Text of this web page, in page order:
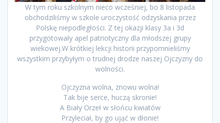
W tym roku szkolnym nieco wcześniej, bo 8 listopada
obchodziliśmy w szkole uroczystość odzyskania przez
Polskę niepodległości. Z tej okazji klasy 3a i 3d
przygotowały apel patriotyczny dla młodszej grupy
wiekowej.W krótkiej lekcji historii przypomnieliśmy
wszystkim przybyłym o trudnej drodze naszej Ojczyzny do
wolności.
Ojczyzna wolna, znowu wolna!
Tak bije serce, huczą skronie!
A Biały Orzeł w słońcu kwiatów
Przyleciał, by go ująć w dłonie!